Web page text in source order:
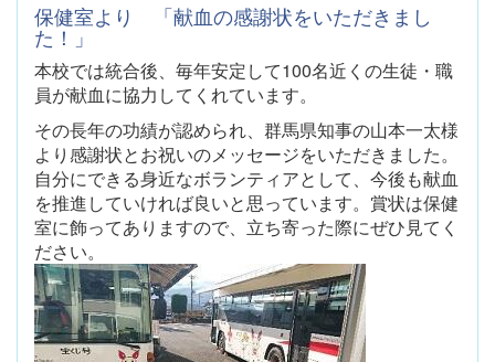
保健室より 「献血の感謝状をいただきまし
た！」
本校では統合後、毎年安定して100名近くの生徒・職
員が献血に協力してくれています。
その長年の功績が認められ、群馬県知事の山本一太様
より感謝状とお祝いのメッセージをいただきました。
自分にできる身近なボランティアとして、今後も献血
を推進していければ良いと思っています。賞状は保健
室に飾ってありますので、立ち寄った際にぜひ見てく
ださい。